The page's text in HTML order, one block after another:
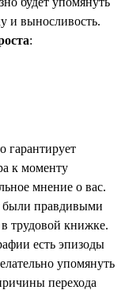
и выносливость.
:
гарантирует
к моменту
мнение о вас.
были правдивыми
трудовой книжке.
есть эпизоды
упомянуть
перехода